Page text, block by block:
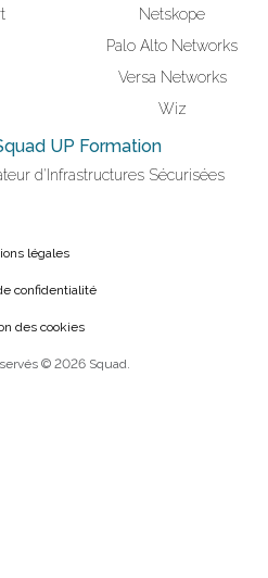
Netskope
Palo Alto Networks
Versa Networks
Wiz
UP Formation
d'Infrastructures Sécurisées
légales
confidentialité
des cookies
© 2026 Squad.